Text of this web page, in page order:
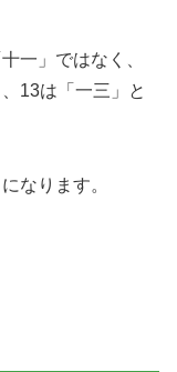
一」ではなく、
13は「一三」と
なります。